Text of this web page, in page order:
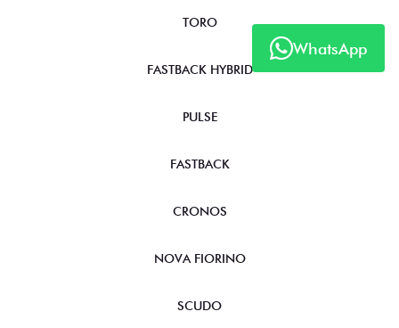
WhatsApp
TORO
FASTBACK HYBRID
PULSE
FASTBACK
CRONOS
NOVA FIORINO
SCUDO